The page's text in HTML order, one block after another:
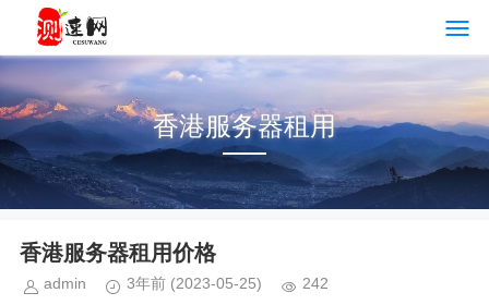
香港服务器租用
香港服务器租用价格
admin 3年前 (2023-05-25) 242